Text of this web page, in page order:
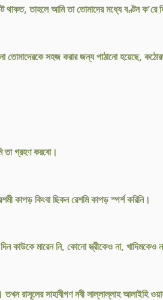
থাকত, তাহলে আমি তা তোমাদের মধ্যে বণ্টন
সহজ করার জন্য পাঠানো হয়েছে,
তা গ্রহণ করবো।
কাপড় কিংবা ছিকন রেশমি কাপড় স্পর্শ করিনি।
কাউকে মারেন নি, কোনো স্ত্রীকেও না, খাদিমকেও
রাসূলের সাহাবীগণ নবী সাল্লাল্লাহ আলাইহি